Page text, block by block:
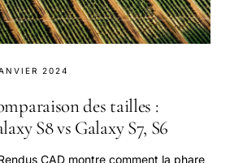
2024
des tailles :
S8 vs Galaxy S7, S6
CAD montre comment la phare